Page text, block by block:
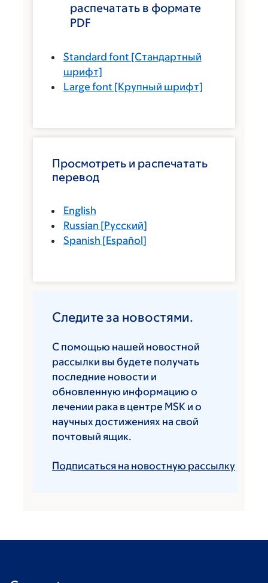
распечатать в формате
PDF
Standard font [Стандартный
шрифт]
Large font [Крупный шрифт]
Просмотреть и распечатать
перевод
English
Russian [Русский]
Spanish [Español]
Следите за новостями.
С помощью нашей новостной
рассылки вы будете получать
последние новости и
обновленную информацию о
лечении рака в центре MSK и о
научных достижениях на свой
почтовый ящик.
Подписаться на новостную рассылку